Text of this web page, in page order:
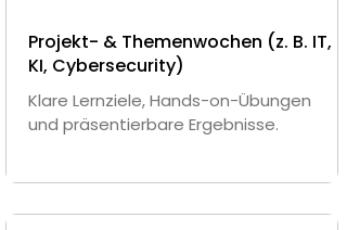
Projekt- & Themenwochen (z. B. IT,
KI, Cybersecurity)
Klare Lernziele, Hands-on-Übungen
und präsentierbare Ergebnisse.